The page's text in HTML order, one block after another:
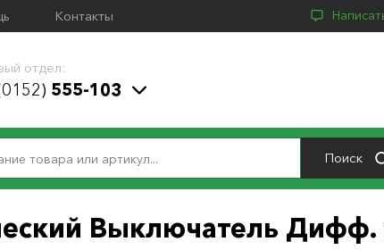
Контакты
отдел:
555-103
Поиск
Выключатель Дифф.